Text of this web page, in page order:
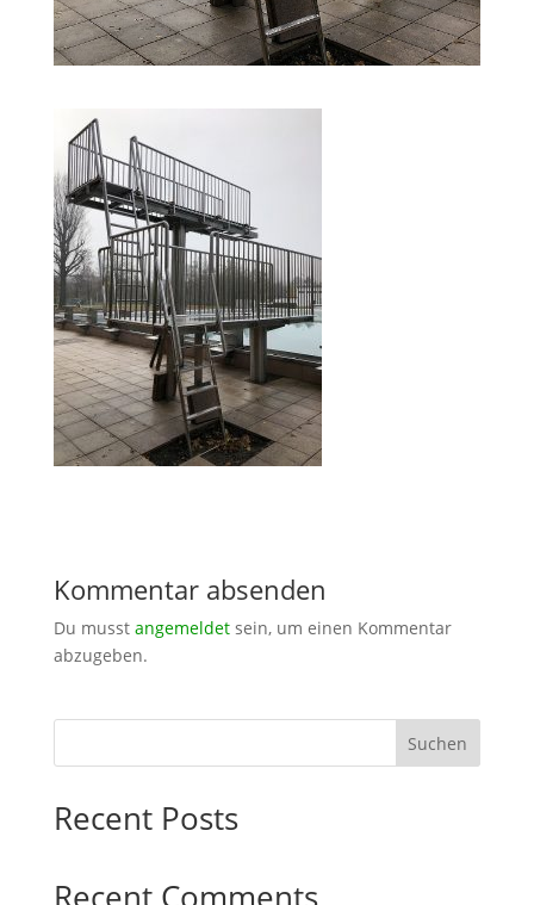
Kommentar absenden
Du musst angemeldetsein, um einen Kommentar
abzugeben.
Suchen
Recent Posts